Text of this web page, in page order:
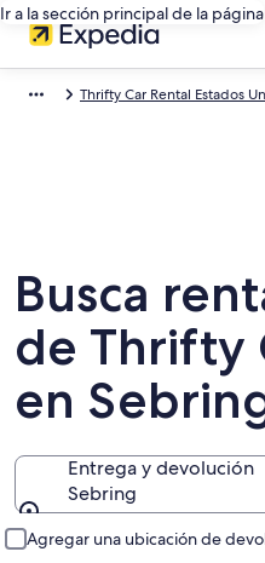
Ir a la sección principal de la página
Thrifty Car Rental Estados
Busca
de Thrifty
en
Entrega y devolución
Sebring
Agregar una ubicación de